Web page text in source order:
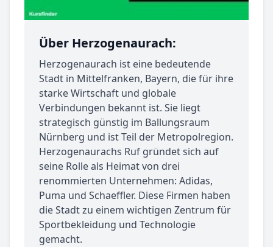
Über Herzogenaurach:
Herzogenaurach ist eine bedeutende
Stadt in Mittelfranken, Bayern, die für ihre
starke Wirtschaft und globale
Verbindungen bekannt ist. Sie liegt
strategisch günstig im Ballungsraum
Nürnberg und ist Teil der Metropolregion.
Herzogenaurachs Ruf gründet sich auf
seine Rolle als Heimat von drei
renommierten Unternehmen: Adidas,
Puma und Schaeffler. Diese Firmen haben
die Stadt zu einem wichtigen Zentrum für
Sportbekleidung und Technologie
gemacht.